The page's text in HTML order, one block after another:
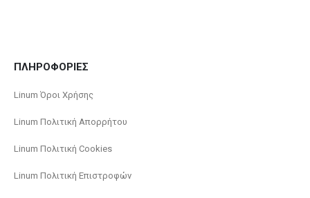
ΠΛΗΡΟΦΟΡΙΕΣ
Linum Όροι Χρήσης
Linum Πολιτική Απορρήτου
Linum Πολιτική Cookies
Linum Πολιτική Επιστροφών